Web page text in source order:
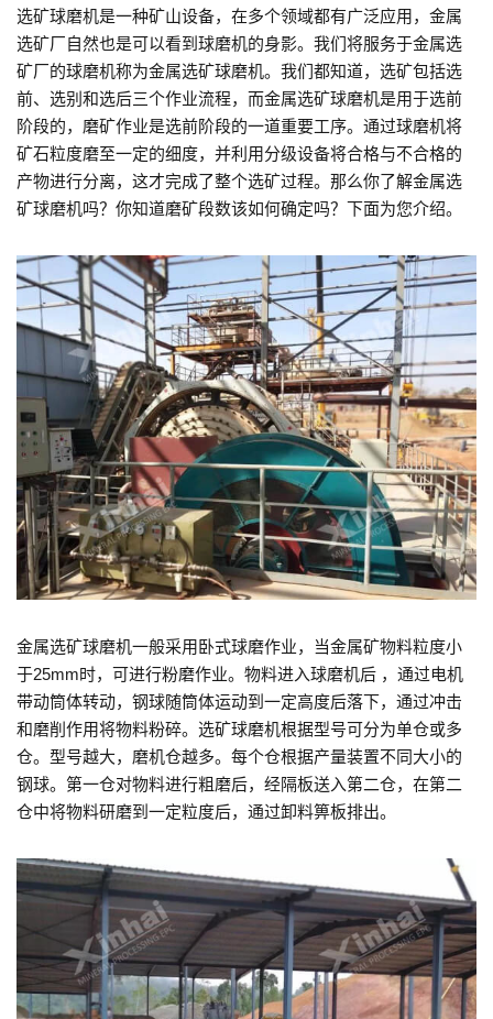
选矿球磨机是一种矿山设备，在多个领域都有广泛应用，金属
选矿厂自然也是可以看到球磨机的身影。我们将服务于金属选
矿厂的球磨机称为金属选矿球磨机。我们都知道，选矿包括选
前、选别和选后三个作业流程，而金属选矿球磨机是用于选前
阶段的，磨矿作业是选前阶段的一道重要工序。通过球磨机将
矿石粒度磨至一定的细度，并利用分级设备将合格与不合格的
产物进行分离，这才完成了整个选矿过程。那么你了解金属选
矿球磨机吗？你知道磨矿段数该如何确定吗？下面为您介绍。
金属选矿球磨机一般采用卧式球磨作业，当金属矿物料粒度小
于25mm时，可进行粉磨作业。物料进入球磨机后 ，通过电机
带动筒体转动，钢球随筒体运动到一定高度后落下，通过冲击
和磨削作用将物料粉碎。选矿球磨机根据型号可分为单仓或多
仓。型号越大，磨机仓越多。每个仓根据产量装置不同大小的
钢球。第一仓对物料进行粗磨后，经隔板送入第二仓，在第二
仓中将物料研磨到一定粒度后，通过卸料箅板排出。